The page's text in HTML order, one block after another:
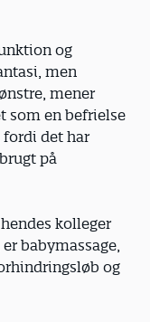
og
men
mener
som en befrielse
det har
på
kolleger
babymassage,
og